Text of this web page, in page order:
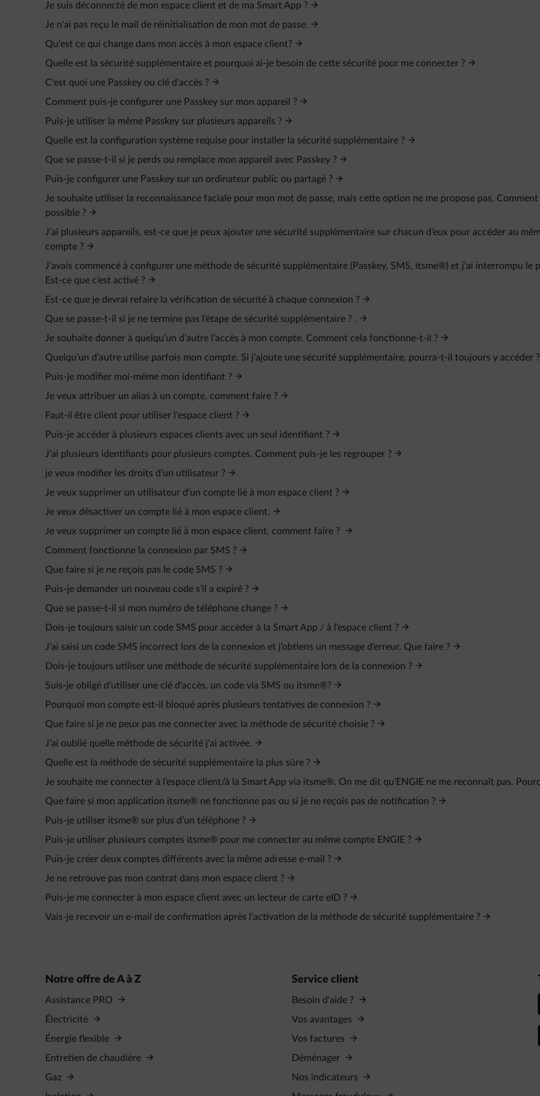
Je suis déconnecté de mon espace client et de ma Smart App ?
Je n'ai pas reçu le mail de réinitialisation de mon mot de passe.
Qu'est ce qui change dans mon accès à mon espace client?
Quelle est la sécurité supplémentaire et pourquoi ai-je besoin de cette sécurité pour me connecter ?
C'est quoi une Passkey ou clé d'accès ?
Comment puis-je configurer une Passkey sur mon appareil ?
Puis-je utiliser la même Passkey sur plusieurs appareils ?
Quelle est la configuration système requise pour installer la sécurité supplémentaire ?
Que se passe-t-il si je perds ou remplace mon appareil avec Passkey ?
Puis-je configurer une Passkey sur un ordinateur public ou partagé ?
Je souhaite utiliser la reconnaissance faciale pour mon mot de passe, mais cette option ne me propose pas.
possible ?
J’ai plusieurs appareils, est-ce que je peux ajouter une sécurité supplémentaire sur chacun d’eux pour accéder au
compte ?
J’avais commencé à configurer une méthode de sécurité supplémentaire (Passkey, SMS, itsme®) et j’ai interrompu le
Est-ce que c’est activé ?
Est-ce que je devrai refaire la vérification de sécurité à chaque connexion ?
Que se passe-t-il si je ne termine pas l’étape de sécurité supplémentaire ? .
Je souhaite donner à quelqu’un d’autre l’accès à mon compte. Comment cela fonctionne-t-il ?
Quelqu’un d’autre utilise parfois mon compte. Si j’ajoute une sécurité supplémentaire, pourra-t-il toujours y accéder ?
Puis-je modifier moi-même mon identifiant ?
Je veux attribuer un alias à un compte, comment faire ?
Faut-il être client pour utiliser l'espace client ?
Puis-je accéder à plusieurs espaces clients avec un seul identifiant ?
J’ai plusieurs identifiants pour plusieurs comptes. Comment puis-je les regrouper ?
je veux modifier les droits d’un utilisateur ?
Je veux supprimer un utilisateur d'un compte lié à mon espace client ?
Je veux désactiver un compte lié à mon espace client.
Je veux supprimer un compte lié à mon espace client, comment faire ?
Comment fonctionne la connexion par SMS ?
Que faire si je ne reçois pas le code SMS ?
Puis-je demander un nouveau code s’il a expiré ?
Que se passe-t-il si mon numéro de téléphone change ?
Dois-je toujours saisir un code SMS pour accéder à la Smart App / à l’espace client ?
J’ai saisi un code SMS incorrect lors de la connexion et j’obtiens un message d’erreur. Que faire ?
Dois-je toujours utiliser une méthode de sécurité supplémentaire lors de la connexion ?
Suis-je obligé d’utiliser une clé d'accès, un code via SMS ou itsme®?
Pourquoi mon compte est-il bloqué après plusieurs tentatives de connexion ?
Que faire si je ne peux pas me connecter avec la méthode de sécurité choisie ?
J’ai oublié quelle méthode de sécurité j’ai activée.
Quelle est la méthode de sécurité supplémentaire la plus sûre ?
Je souhaite me connecter à l’espace client/à la Smart App via itsme®. On me dit qu’ENGIE ne me reconnaît pas.
Que faire si mon application itsme® ne fonctionne pas ou si je ne reçois pas de notification ?
Puis-je utiliser itsme® sur plus d’un téléphone ?
Puis-je utiliser plusieurs comptes itsme® pour me connecter au même compte ENGIE ?
Puis-je créer deux comptes différents avec la même adresse e‑mail ?
Je ne retrouve pas mon contrat dans mon espace client ?
Puis-je me connecter à mon espace client avec un lecteur de carte eID ?
Vais-je recevoir un e‑mail de confirmation après l’activation de la méthode de sécurité supplémentaire ?
Notre offre de A à Z
Assistance PRO
Électricité
Énergie flexible
Entretien de chaudière
Gaz
Service client
Besoin d'aide ?
Vos avantages
Vos factures
Déménager
Nos indicateurs